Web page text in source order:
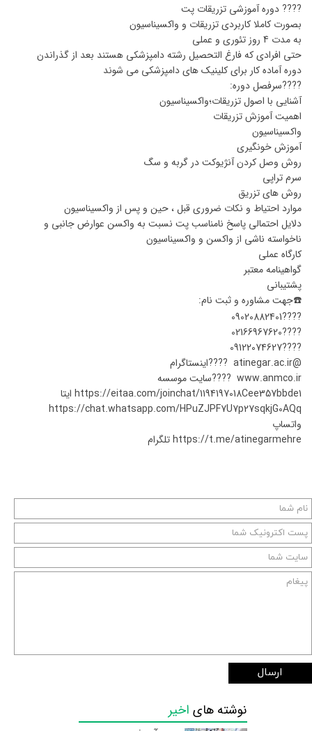
???? دوره آموزشی تزریقات پت
بصورت کاملا کاربردی تزریقات و واکسیناسیون
به مدت 4 روز تئوری و عملی
حتی افرادی که فارغ التحصیل رشته دامپزشکی هستند بعد از گذراندن
دوره آماده کار برای کلینیک های دامپزشکی می شوند
????سرفصل دوره:
آشنایی با اصول تزریقات؛واکسیناسیون
اهمیت آموزش تزریقات
واکسیناسیون
آموزش خونگیری
روش وصل کردن آنژیوکت در گربه و سگ
سرم تراپی
روش های تزریق
موارد احتیاط و نکات ضروری قبل ، حین و پس از واکسیناسیون
دلایل احتمالی پاسخ نامناسب پت نسبت به واکسن عوارض جانبی و
ناخواسته ناشی از واکسن و واکسیناسیون
کارگاه عملی
گواهینامه معتبر
پشتیبانی
☎️جهت مشاوره و ثبت نام:
????09020882401
????02166967620
????09122074627
@atinegar.ac.ir ????اینستاگرام
www.anmco.ir ????سایت موسسه
https://eitaa.com/joinchat/1194197018Cee357bbde1 ایتا
https://chat.whatsapp.com/HPuZJPF7U7p27sqkjG0AQq
واتساپ
https://t.me/atinegarmehre تلگرام
ارسال
نوشته های اخیر